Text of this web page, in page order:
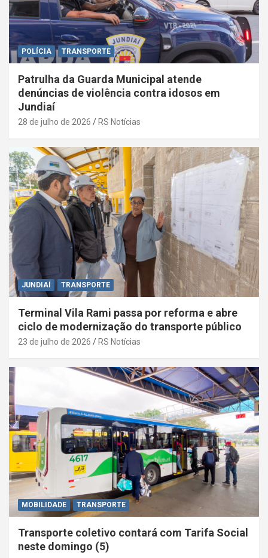
POLÍCIA TRANSPORTE
Patrulha da Guarda Municipal atende
denúncias de violência contra idosos em
Jundiaí
28 de julho de 2026 RS Notícias
JUNDIAÍ TRANSPORTE
Terminal Vila Rami passa por reforma e abre
ciclo de modernização do transporte público
23 de julho de 2026 RS Notícias
MOBILIDADE TRANSPORTE
Transporte coletivo contará com Tarifa Social
neste domingo (5)